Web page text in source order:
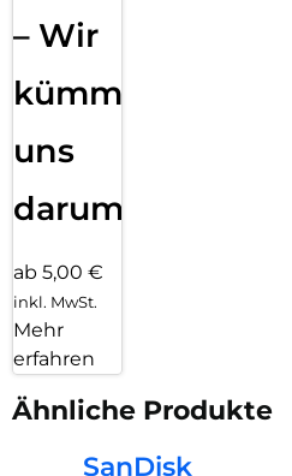
– Wir
kümmern
uns
darum!
ab 5,00 €
inkl. MwSt.
Mehr
erfahren
Ähnliche Produkte
SanDisk